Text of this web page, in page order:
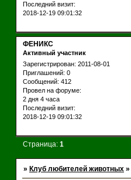
Последний визит:
2018-12-19 09:01:32
ФЕНИКС
Активный участник
Зарегистрирован: 2011-08-01
Приглашений: 0
Сообщений: 412
Провел на форуме:
2 дня 4 часа
Последний визит:
2018-12-19 09:01:32
Страница: 1
» Клуб любителей животных »